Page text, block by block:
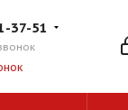
37-51